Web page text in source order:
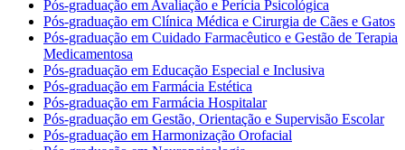
Pós-graduação em Avaliação e Perícia Psicológica
Pós-graduação em Clínica Médica e Cirurgia de Cães e Gatos
Pós-graduação em Cuidado Farmacêutico e Gestão de Terapia
Medicamentosa
Pós-graduação em Educação Especial e Inclusiva
Pós-graduação em Farmácia Estética
Pós-graduação em Farmácia Hospitalar
Pós-graduação em Gestão, Orientação e Supervisão Escolar
Pós-graduação em Harmonização Orofacial